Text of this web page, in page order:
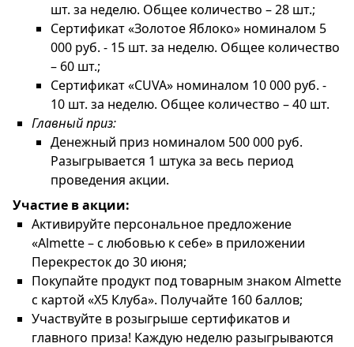
шт. за неделю. Общее количество – 28 шт.;
Сертификат «Золотое Яблоко» номиналом 5
000 руб. - 15 шт. за неделю. Общее количество
– 60 шт.;
Сертификат «CUVA» номиналом 10 000 руб. -
10 шт. за неделю. Общее количество – 40 шт.
Главный приз:
Денежный приз номиналом 500 000 руб.
Разыгрывается 1 штука за весь период
проведения акции.
Участие в акции:
Активируйте персональное предложение
«Almette – с любовью к себе» в приложении
Перекресток до 30 июня;
Покупайте продукт под товарным знаком Almette
с картой «Х5 Клуба». Получайте 160 баллов;
Участвуйте в розыгрыше сертификатов и
главного приза! Каждую неделю разыгрываются